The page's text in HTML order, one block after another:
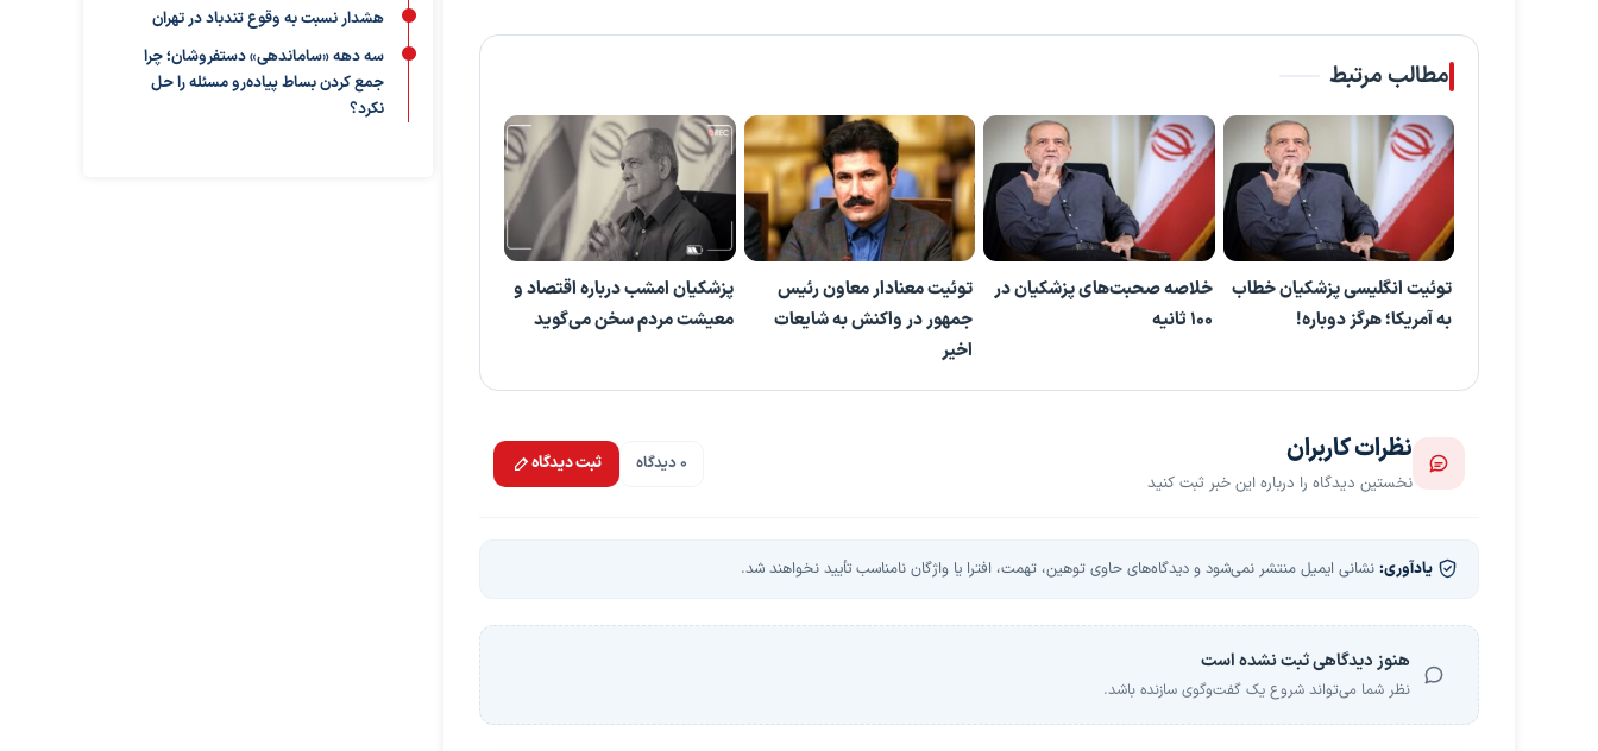
مطالب مرتبط
توئیت انگلیسی پزشکیان خطاب
به آمریکا؛ هرگز دوباره!
خلاصه صحبت‌های پزشکیان در
۱۰۰ ثانیه
توئیت معنادار معاون رئیس
جمهور در واکنش به شایعات
اخیر
پزشکیان امشب درباره اقتصاد و
معیشت مردم سخن می‌گوید
نظرات کاربران
نخستین دیدگاه را درباره این خبر ثبت کنید
0 دیدگاه ثبت دیدگاه
یادآوری: نشانی ایمیل منتشر نمی‌شود و دیدگاه‌های حاوی توهین، تهمت، افترا یا واژگان نامناسب تأیید نخواهند شد.
هنوز دیدگاهی ثبت نشده است
نظر شما می‌تواند شروع یک گفت‌وگوی سازنده باشد.
هشدار نسبت به وقوع تندباد در تهران
سه دهه «ساماندهی» دستفروشان؛ چرا
جمع کردن بساط پیاده‌رو مسئله را حل
نکرد؟